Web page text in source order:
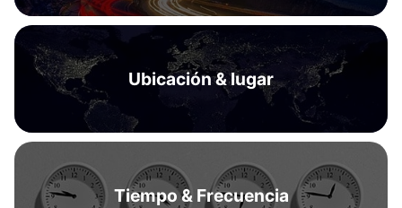
Ubicación & lugar
Tiempo & Frecuencia